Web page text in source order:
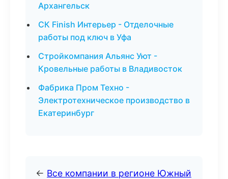
Архангельск
СК Finish Интерьер - Отделочные
работы под ключ в Уфа
Стройкомпания Альянс Уют -
Кровельные работы в Владивосток
Фабрика Пром Техно -
Электротехническое производство в
Екатеринбург
← Все компании в регионе Южный